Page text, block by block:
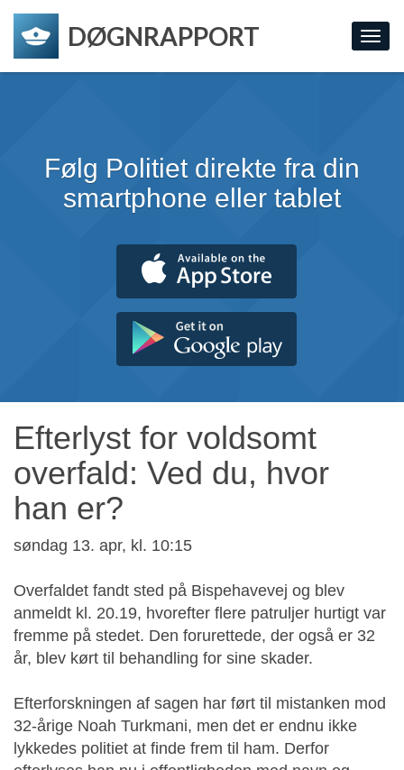
DØGNRAPPORT
Følg Politiet direkte fra din
smartphone eller tablet
Efterlyst for voldsomt
overfald: Ved du, hvor
han er?
søndag 13. apr, kl. 10:15
Overfaldet fandt sted på Bispehavevej og blev
anmeldt kl. 20.19, hvorefter flere patruljer hurtigt var
fremme på stedet. Den forurettede, der også er 32
år, blev kørt til behandling for sine skader.
Efterforskningen af sagen har ført til mistanken mod
32-årige Noah Turkmani, men det er endnu ikke
lykkedes politiet at finde frem til ham. Derfor